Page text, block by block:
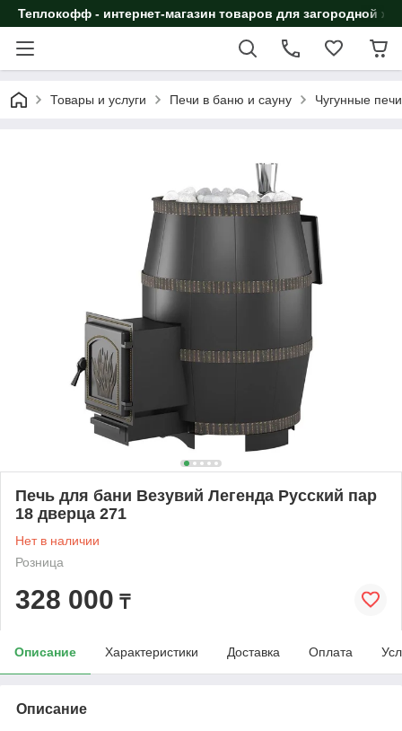
Теплокофф - интернет-магазин товаров для загородной
Товары и услуги Печи в баню и сауну Чугунные
Печь для бани Везувий Легенда Русский пар
18 дверца 271
Нет в наличии
Розница
328 000 ₸
Описание Характеристики Доставка Оплата
Описание